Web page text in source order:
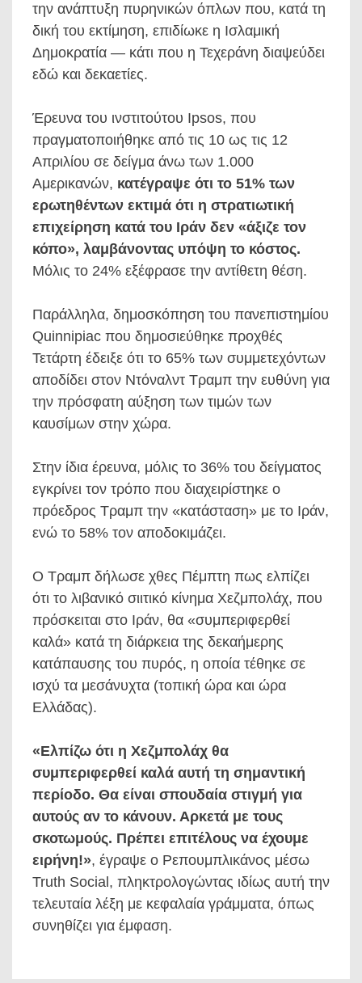
την ανάπτυξη πυρηνικών όπλων που, κατά τη
δική του εκτίμηση, επιδίωκε η Ισλαμική
Δημοκρατία — κάτι που η Τεχεράνη διαψεύδει
εδώ και δεκαετίες.
Έρευνα του ινστιτούτου Ipsos, που
πραγματοποιήθηκε από τις 10 ως τις 12
Απριλίου σε δείγμα άνω των 1.000
Αμερικανών, κατέγραψε ότι το 51% των
ερωτηθέντων εκτιμά ότι η στρατιωτική
επιχείρηση κατά του Ιράν δεν «άξιζε τον
κόπο», λαμβάνοντας υπόψη το κόστος.
Μόλις το 24% εξέφρασε την αντίθετη θέση.
Παράλληλα, δημοσκόπηση του πανεπιστημίου
Quinnipiac που δημοσιεύθηκε προχθές
Τετάρτη έδειξε ότι το 65% των συμμετεχόντων
αποδίδει στον Ντόναλντ Τραμπ την ευθύνη για
την πρόσφατη αύξηση των τιμών των
καυσίμων στην χώρα.
Στην ίδια έρευνα, μόλις το 36% του δείγματος
εγκρίνει τον τρόπο που διαχειρίστηκε ο
πρόεδρος Τραμπ την «κατάσταση» με το Ιράν,
ενώ το 58% τον αποδοκιμάζει.
Ο Τραμπ δήλωσε χθες Πέμπτη πως ελπίζει
ότι το λιβανικό σιιτικό κίνημα Χεζμπολάχ, που
πρόσκειται στο Ιράν, θα «συμπεριφερθεί
καλά» κατά τη διάρκεια της δεκαήμερης
κατάπαυσης του πυρός, η οποία τέθηκε σε
ισχύ τα μεσάνυχτα (τοπική ώρα και ώρα
Ελλάδας).
«Ελπίζω ότι η Χεζμπολάχ θα
συμπεριφερθεί καλά αυτή τη σημαντική
περίοδο. Θα είναι σπουδαία στιγμή για
αυτούς αν το κάνουν. Αρκετά με τους
σκοτωμούς. Πρέπει επιτέλους να έχουμε
ειρήνη!», έγραψε ο Ρεπουμπλικάνος μέσω
Truth Social, πληκτρολογώντας ιδίως αυτή την
τελευταία λέξη με κεφαλαία γράμματα, όπως
συνηθίζει για έμφαση.